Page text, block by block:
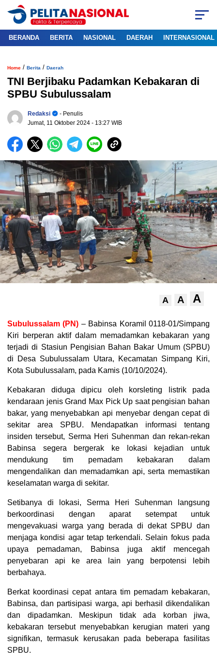
BERANDA BERITA NASIONAL DAERAH INTERNASIONAL
Home / Berita / Daerah
TNI Berjibaku Padamkan Kebakaran di
SPBU Subulussalam
Redaksi
- Penulis
Jumat, 11 Oktober 2024 - 13:27 WIB
A A A
Subulussalam (PN) – Babinsa Koramil 0118-01/Simpang
Kiri berperan aktif dalam memadamkan kebakaran yang
terjadi di Stasiun Pengisian Bahan Bakar Umum (SPBU)
di Desa Subulussalam Utara, Kecamatan Simpang Kiri,
Kota Subulussalam, pada Kamis (10/10/2024).
Kebakaran diduga dipicu oleh korsleting listrik pada
kendaraan jenis Grand Max Pick Up saat pengisian bahan
bakar, yang menyebabkan api menyebar dengan cepat di
sekitar area SPBU. Mendapatkan informasi tentang
insiden tersebut, Serma Heri Suhenman dan rekan-rekan
Babinsa segera bergerak ke lokasi kejadian untuk
mendukung tim pemadam kebakaran dalam
mengendalikan dan memadamkan api, serta memastikan
keselamatan warga di sekitar.
Setibanya di lokasi, Serma Heri Suhenman langsung
berkoordinasi dengan aparat setempat untuk
mengevakuasi warga yang berada di dekat SPBU dan
menjaga kondisi agar tetap terkendali. Selain fokus pada
upaya pemadaman, Babinsa juga aktif mencegah
penyebaran api ke area lain yang berpotensi lebih
berbahaya.
Berkat koordinasi cepat antara tim pemadam kebakaran,
Babinsa, dan partisipasi warga, api berhasil dikendalikan
dan dipadamkan. Meskipun tidak ada korban jiwa,
kebakaran tersebut menyebabkan kerugian materi yang
signifikan, termasuk kerusakan pada beberapa fasilitas
SPBU.